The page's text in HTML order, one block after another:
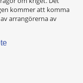
kommer att komma
arrangörerna av